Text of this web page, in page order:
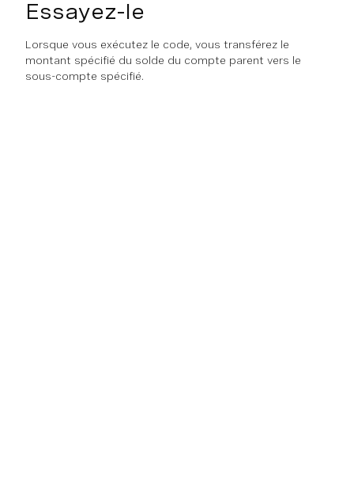
Essayez-le
Lorsque vous exécutez le code, vous transférez le
montant spécifié du solde du compte parent vers le
sous-compte spécifié.